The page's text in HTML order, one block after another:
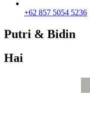
+62 857 5054 5236
Putri & Bidin
Hai